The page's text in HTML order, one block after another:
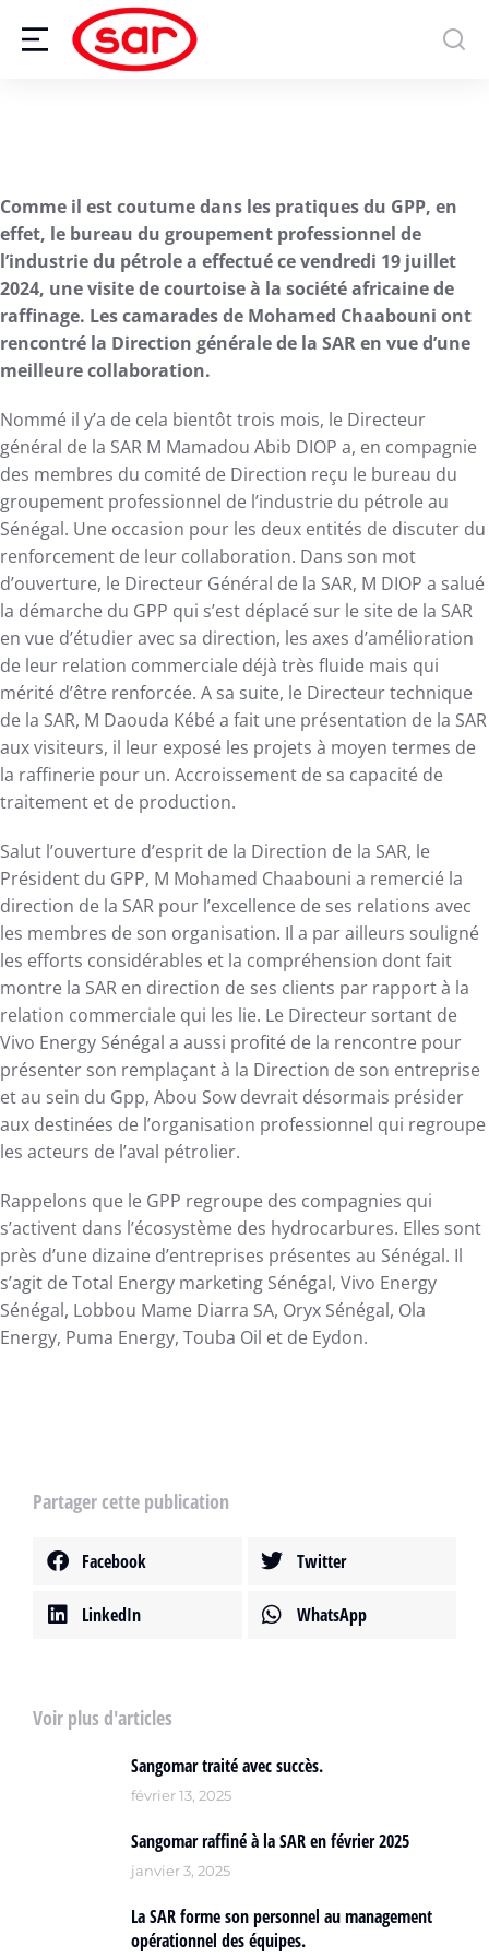
Comme il est coutume dans les pratiques du GPP, en
effet, le bureau du groupement professionnel de
l’industrie du pétrole a effectué ce vendredi 19 juillet
2024, une visite de courtoise à la société africaine de
raffinage. Les camarades de Mohamed Chaabouni ont
rencontré la Direction générale de la SAR en vue d’une
meilleure collaboration.
Nommé il y’a de cela bientôt trois mois, le Directeur
général de la SAR M Mamadou Abib DIOP a, en compagnie
des membres du comité de Direction reçu le bureau du
groupement professionnel de l’industrie du pétrole au
Sénégal. Une occasion pour les deux entités de discuter du
renforcement de leur collaboration. Dans son mot
d’ouverture, le Directeur Général de la SAR, M DIOP a salué
la démarche du GPP qui s’est déplacé sur le site de la SAR
en vue d’étudier avec sa direction, les axes d’amélioration
de leur relation commerciale déjà très fluide mais qui
mérité d’être renforcée. A sa suite, le Directeur technique
de la SAR, M Daouda Kébé a fait une présentation de la SAR
aux visiteurs, il leur exposé les projets à moyen termes de
la raffinerie pour un. Accroissement de sa capacité de
traitement et de production.
Salut l’ouverture d’esprit de la Direction de la SAR, le
Président du GPP, M Mohamed Chaabouni a remercié la
direction de la SAR pour l’excellence de ses relations avec
les membres de son organisation. Il a par ailleurs souligné
les efforts considérables et la compréhension dont fait
montre la SAR en direction de ses clients par rapport à la
relation commerciale qui les lie. Le Directeur sortant de
Vivo Energy Sénégal a aussi profité de la rencontre pour
présenter son remplaçant à la Direction de son entreprise
et au sein du Gpp, Abou Sow devrait désormais présider
aux destinées de l’organisation professionnel qui regroupe
les acteurs de l’aval pétrolier.
Rappelons que le GPP regroupe des compagnies qui
s’activent dans l’écosystème des hydrocarbures. Elles sont
près d’une dizaine d’entreprises présentes au Sénégal. Il
s’agit de Total Energy marketing Sénégal, Vivo Energy
Sénégal, Lobbou Mame Diarra SA, Oryx Sénégal, Ola
Energy, Puma Energy, Touba Oil et de Eydon.
Partager cette publication
Facebook Twitter
LinkedIn WhatsApp
Voir plus d'articles
Sangomar traité avec succès.
février 13, 2025
Sangomar raffiné à la SAR en février 2025
janvier 3, 2025
La SAR forme son personnel au management
opérationnel des équipes.